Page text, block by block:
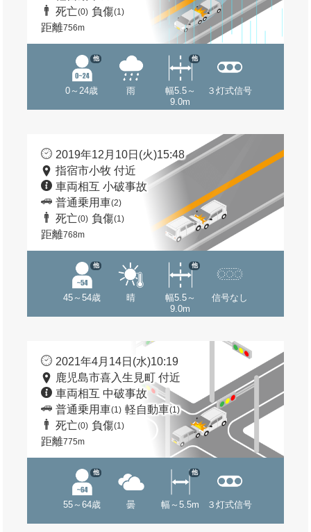
死亡(0) 負傷(1)
距離756m
0～24歳
他
雨
幅5.5～
9.0m
他
３灯式信号
2019年12月10日(火)15:48
指宿市小牧 付近
車両相互 小破事故
普通乗用車(2)
死亡(0) 負傷(1)
距離768m
45～54歳
他
晴
幅5.5～
9.0m
他
信号なし
2021年4月14日(水)10:19
鹿児島市喜入生見町 付近
車両相互 中破事故
普通乗用車(1) 軽自動車(1)
死亡(0) 負傷(1)
距離775m
55～64歳
他
曇 幅～5.5m
他
３灯式信号